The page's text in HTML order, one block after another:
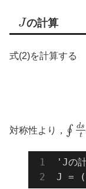
Jの計算
式(2)を計算する
対称性より， ∮ ds
t
'Jの
J =